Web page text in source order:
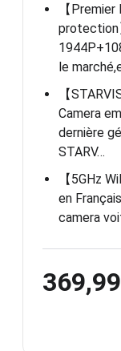
【
protection
le
【
Camera
dernière
STARV…
【5GHz
en
camera